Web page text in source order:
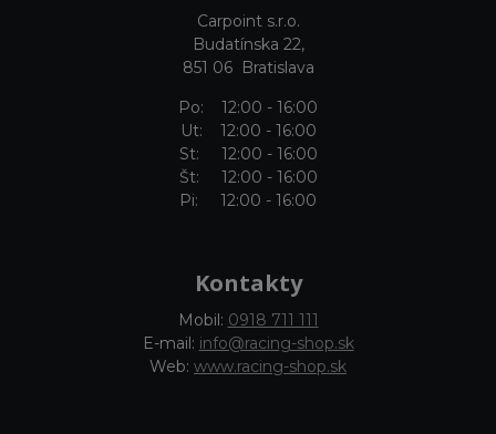
Carpoint s.r.o.
Budatínska 22,
851 06 Bratislava
Po: 12:00 - 16:00
Ut: 12:00 - 16:00
St: 12:00 - 16:00
Št: 12:00 - 16:00
Pi: 12:00 - 16:00
Kontakty
Mobil: 0918 711 111
E-mail: info@racing-shop.sk
Web: www.racing-shop.sk